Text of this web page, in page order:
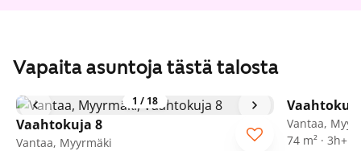
Vapaita asuntoja tästä talosta
1 / 18
Vaahtokuja 8
Vantaa, Myyrmäki
Vantaa,
74 m² · 3h+k